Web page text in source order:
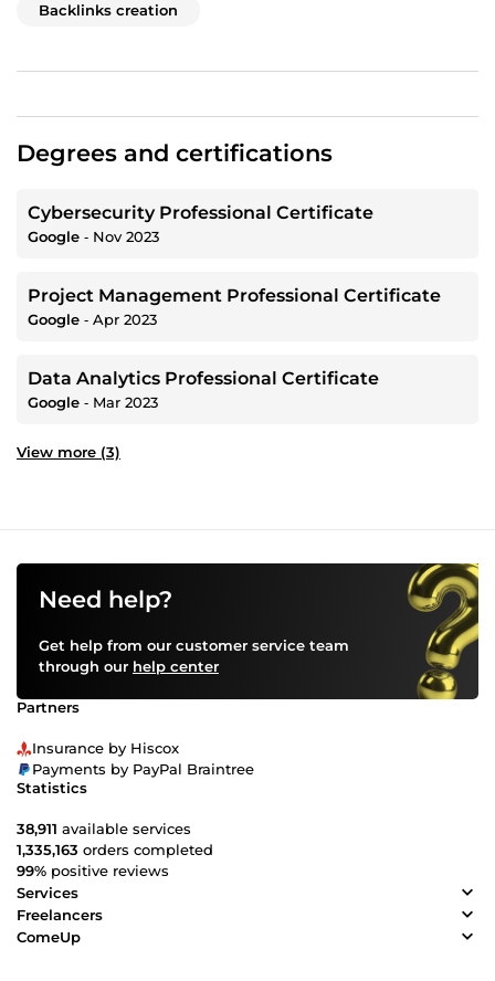
Backlinks creation
Degrees and certifications
Cybersecurity Professional Certificate
Google ‐ Nov 2023
Project Management Professional Certificate
Google ‐ Apr 2023
Data Analytics Professional Certificate
Google ‐ Mar 2023
View more (3)
Need help?
Get help from our customer service team
through our help center
Partners
Insurance by Hiscox
Payments by PayPal Braintree
Statistics
38,911 available services
1,335,163 orders completed
99% positive reviews
Services
Freelancers
ComeUp